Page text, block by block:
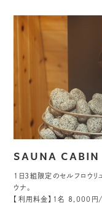
SAUNA CABIN
1日3組限定のセルフロウリ
ウナ。
【利用料金】1名